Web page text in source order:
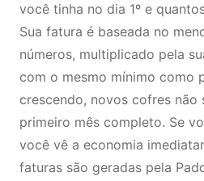
você tinha no dia 1º e
Sua fatura é baseada no
números, multiplicado pela
com o mesmo mínimo como
crescendo, novos cofres não
primeiro mês completo. Se
você vê a economia
faturas são geradas pela